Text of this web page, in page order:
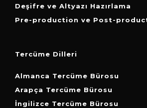
Deşifre ve Altyazı Hazırlama
Pre-production ve Post-
Tercüme Dilleri
Almanca Tercüme Bürosu
Arapça Tercüme Bürosu
İngilizce Tercüme Bürosu